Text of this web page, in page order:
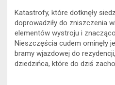
Katastrofy, które dotknęły
doprowadziły do zniszczenia
elementów wystroju i
Nieszczęścia cudem ominęły
bramy wjazdowej do
dziedzińca, które do dziś